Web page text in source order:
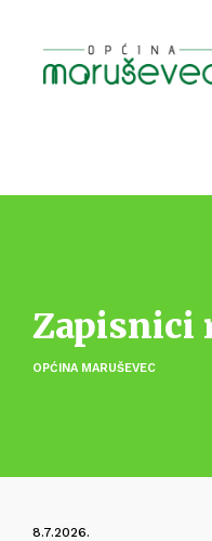
Zapisnici
OPĆINA MARUŠEVEC
8.7.2026.